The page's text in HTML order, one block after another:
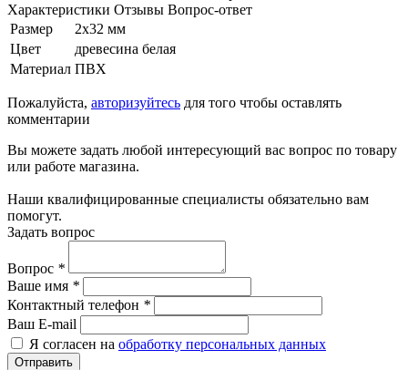
Характеристики Отзывы Вопрос-ответ
Размер
2х32 мм
Цвет
древесина белая
Материал ПВХ
Пожалуйста, авторизуйтесь для того чтобы оставлять
комментарии
Вы можете задать любой интересующий вас вопрос по товару
или работе магазина.
Наши квалифицированные специалисты обязательно вам
помогут.
Задать вопрос
Вопрос *
Ваше имя *
Контактный телефон *
Ваш E-mail
Я согласен на обработку персональных данных
Отправить